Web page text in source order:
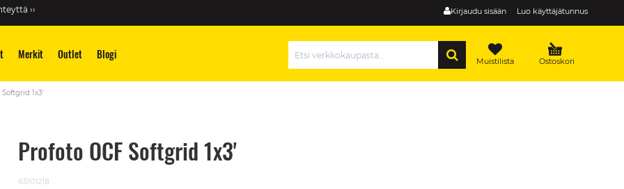
Kirjaudu sisään Luo käyttäjätunnus
››
Merkit Outlet Blogi Ostoskori
Muistilista
Softgrid 1x3'
Profoto OCF Softgrid 1x3'
65101218